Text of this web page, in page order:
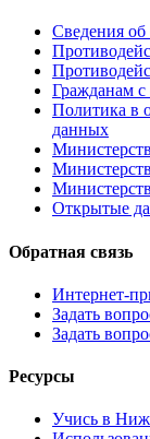
Сведения об
Гражданам
Политика в
данных
Открытые
Обратная связь
Интернет-
Задать
Задать
Ресурсы
Учись в